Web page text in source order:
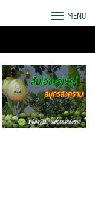
MENU